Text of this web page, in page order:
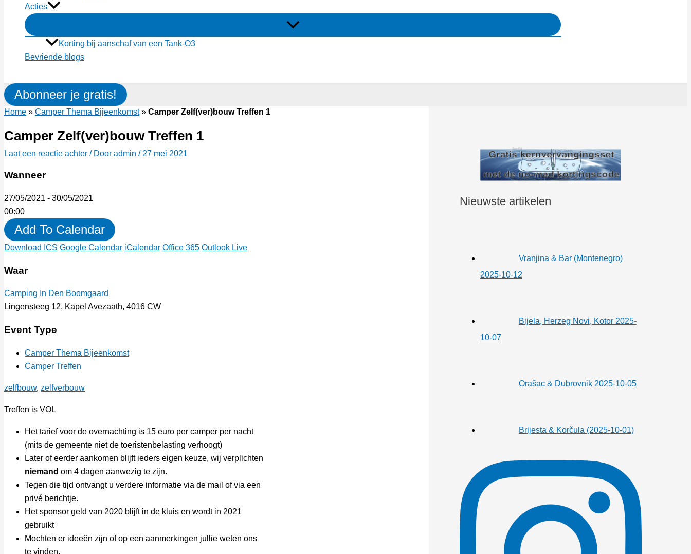
Acties
Korting bij aanschaf van een Tank-O3
Bevriende blogs
Abonneer je gratis!
Home » Camper Thema Bijeenkomst» Camper Zelf(ver)bouw Treffen 1
Camper Zelf(ver)bouw Treffen 1
Laat een reactie achter / Door admin / 27 mei 2021
Wanneer
27/05/2021 - 30/05/2021
00:00
Add To Calendar
Download ICS Google Calendar iCalendar Office 365 Outlook Live
Waar
Camping In Den Boomgaard
Lingensteeg 12, Kapel Avezaath, 4016 CW
Event Type
Camper Thema Bijeenkomst
Camper Treffen
zelfbouw, zelfverbouw
Treffen is VOL
Het tarief voor de overnachting is 15 euro per camper per nacht
(mits de gemeente niet de toeristenbelasting verhoogt)
Later of eerder aankomen blijft ieders eigen keuze, wij verplichten
niemand om 4 dagen aanwezig te zijn.
Tegen die tijd ontvangt u verdere informatie via de mail of via een
privé berichtje.
Het sponsor geld van 2020 blijft in de kluis en wordt in 2021
gebruikt
Mochten er ideeën zijn of op een aanmerkingen jullie weten ons
te vinden.
Nieuwste artikelen
Vranjina & Bar (Montenegro)
2025-10-12
Bijela, Herzeg Novi, Kotor 2025-
10-07
Orašac & Dubrovnik 2025-10-05
Brijesta & Korčula (2025-10-01)